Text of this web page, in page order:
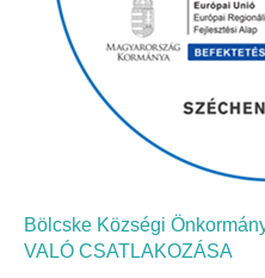
Bölcskei Néptánc
Bölcskei
Bölcskei Klímakör
HIVATAL
Bölcske Községi
VALÓ CSATLAKOZÁSA